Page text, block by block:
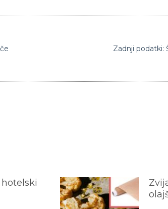
Zadnji podatki: